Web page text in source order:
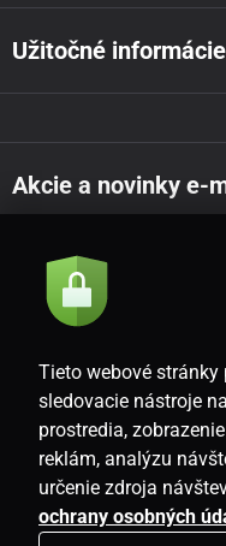
Užitočné informácie
Akcie a novinky e-
Súhlasím so
SK
Tieto webové
sledovacie nástroje
prostredia,
reklám, analýzu
určenie zdroja
ochrany osobných